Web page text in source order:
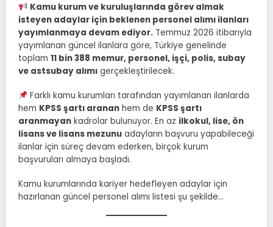
Kamu kurum ve kuruluşlarında görev almak
isteyen adaylar için beklenen personel alımı ilanları
yayımlanmaya devam ediyor. Temmuz 2026 itibarıyla
yayımlanan güncel ilanlara göre, Türkiye genelinde
toplam 11 bin 388 memur, personel, işçi, polis, subay
ve astsubay alımı gerçekleştirilecek.
Farklı kamu kurumları tarafından yayımlanan ilanlarda
hem KPSS şartı aranan hem de KPSS şartı
aranmayan kadrolar bulunuyor. En az ilkokul, lise, ön
lisans ve lisans mezunu adayların başvuru yapabileceği
ilanlar için süreç devam ederken, birçok kurum
başvuruları almaya başladı.
Kamu kurumlarında kariyer hedefleyen adaylar için
hazırlanan güncel personel alımı listesi şu şekilde…